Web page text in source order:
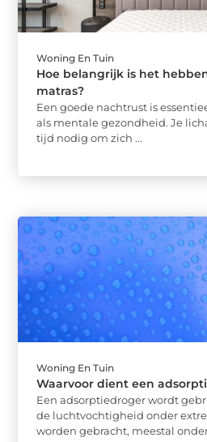
Woning En Tuin
Hoe belangrijk is het
matras?
Een goede nachtrust is
als mentale gezondheid. Je
tijd nodig om zich ...
Woning En Tuin
Waarvoor dient een
Een adsorptiedroger wordt
de luchtvochtigheid onder
worden gebracht, meestal